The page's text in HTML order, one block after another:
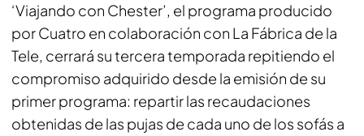
‘Viajando con Chester’, el programa producido
por Cuatro en colaboración con La Fábrica de la
Tele, cerrará su tercera temporada repitiendo el
compromiso adquirido desde la emisión de su
primer programa: repartir las recaudaciones
obtenidas de las pujas de cada uno de los sofás a